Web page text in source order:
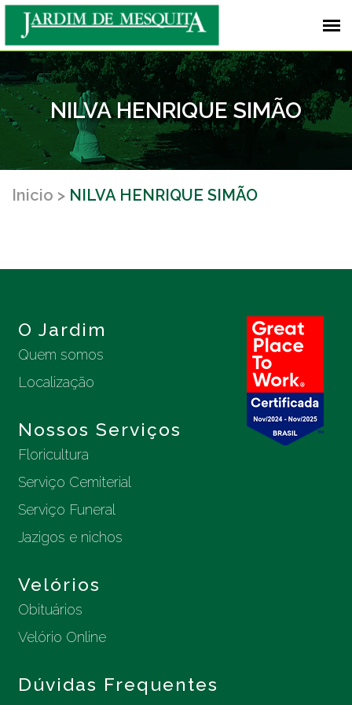
NILVA HENRIQUE SIMÃO
Inicio NILVA HENRIQUE SIMÃO
O Jardim
Quem somos
Localização
Nossos Serviços
Floricultura
Serviço Cemiterial
Serviço Funeral
Jazigos e nichos
Velórios
Obituários
Velório Online
Dúvidas Frequentes